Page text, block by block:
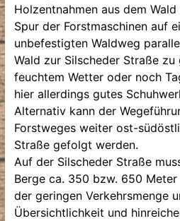
Holzentnahmen aus dem
Spur der Forstmaschinen auf
unbefestigten Waldweg
Wald zur Silscheder Straße zu
feuchtem Wetter oder noch
hier allerdings gutes
Alternativ kann der
Forstweges weiter ost-
Straße gefolgt werden.
Auf der Silscheder Straße
Berge ca. 350 bzw. 650
der geringen Verkehrsmenge
Übersichtlichkeit und